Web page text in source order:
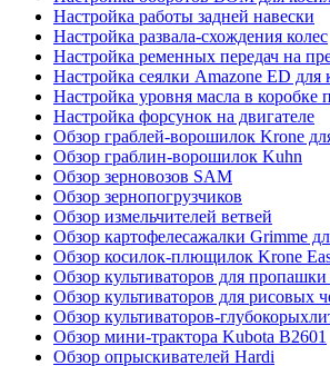
Настройка работы задней навески
Настройка развала-схождения колес
Настройка ременных передач на
Настройка сеялки Amazone ED для
Настройка уровня масла в коробке
Настройка форсунок на двигателе
Обзор граблей-ворошилок Krone
Обзор граблин-ворошилок Kuhn
Обзор зерновозов SAM
Обзор зернопогрузчиков
Обзор измельчителей ветвей
Обзор картофелесажалки Grimme
Обзор косилок-плющилок Krone
Обзор культиваторов для
Обзор культиваторов для рисовых
Обзор культиваторов-
Обзор мини-трактора Kubota B2601
Обзор опрыскивателей Hardi